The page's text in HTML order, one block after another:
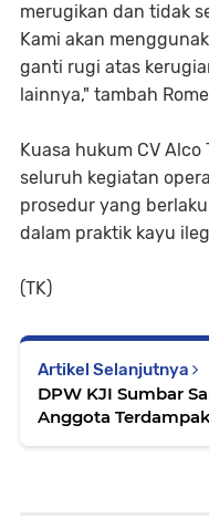
merugikan dan tidak
Kami akan
ganti rugi atas
lainnya," tambah
Kuasa hukum CV
seluruh kegiatan
prosedur yang
dalam praktik kayu
(TK)
Artikel Selanjutnya
DPW KJI Sumbar
Anggota